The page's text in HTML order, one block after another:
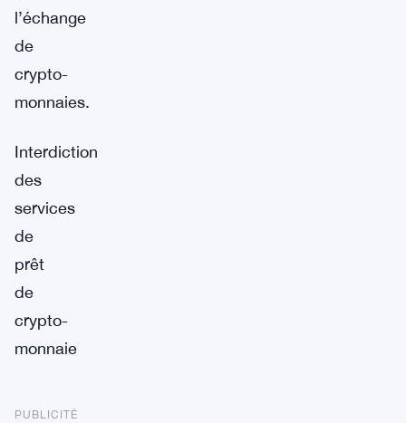
l’échange
de
crypto-
monnaies.
Interdiction
des
services
de
prêt
de
crypto-
monnaie
PUBLICITÉ